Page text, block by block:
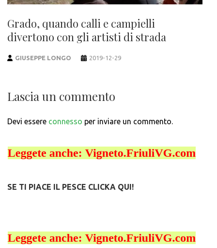
Grado, quando calli e campielli
divertono con gli artisti di strada
GIUSEPPE LONGO 2019-12-29
Lascia un commento
Devi essere connesso per inviare un commento.
SE TI PIACE IL PESCE CLICKA QUI!